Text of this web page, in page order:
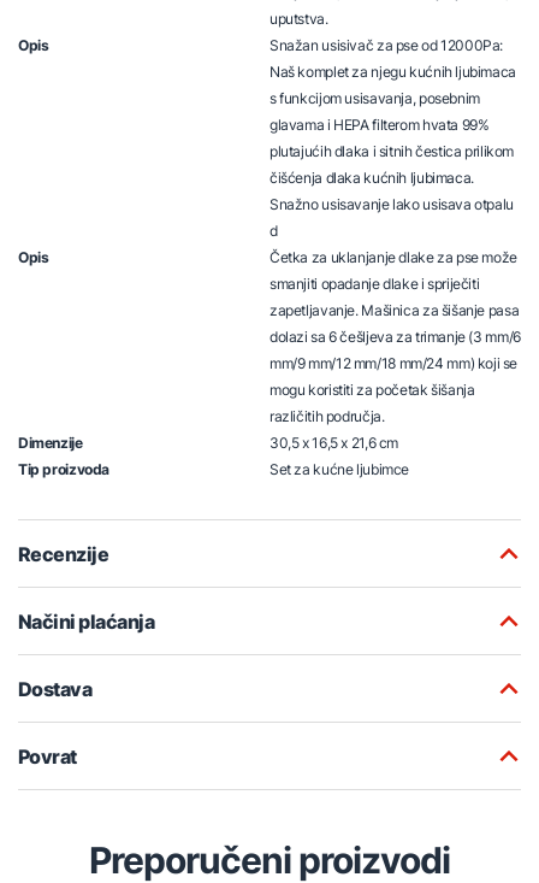
uputstva.
Opis
Snažan usisivač za pse od 12000Pa:
Naš komplet za njegu kućnih ljubimaca
s funkcijom usisavanja, posebnim
glavama i HEPA filterom hvata 99%
plutajućih dlaka i sitnih čestica prilikom
čišćenja dlaka kućnih ljubimaca.
Snažno usisavanje lako usisava otpalu
d
Opis
Četka za uklanjanje dlake za pse može
smanjiti opadanje dlake i spriječiti
zapetljavanje. Mašinica za šišanje pasa
dolazi sa 6 češljeva za trimanje (3 mm/6
mm/9 mm/12 mm/18 mm/24 mm) koji se
mogu koristiti za početak šišanja
različitih područja.
Dimenzije
30,5 x 16,5 x 21,6 cm
Tip proizvoda
Set za kućne ljubimce
Recenzije
Načini plaćanja
Dostava
Povrat
Preporučeni proizvodi